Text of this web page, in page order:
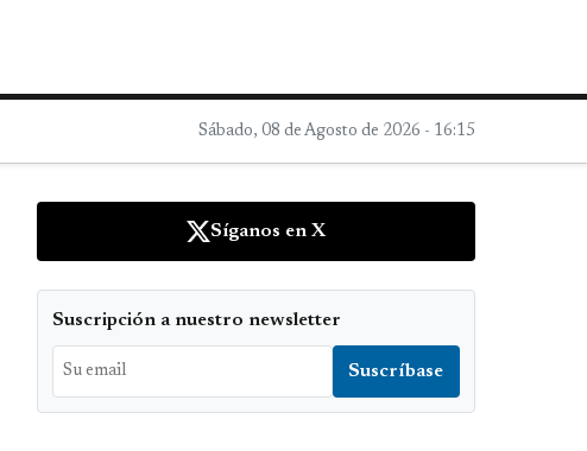
Sábado, 08 de Agosto de 2026 - 16:15
Síganos en X
Suscripción a nuestro newsletter